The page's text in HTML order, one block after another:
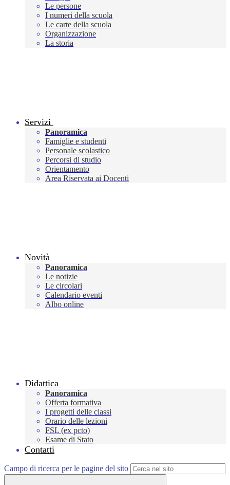
Le persone
I numeri della scuola
Le carte della scuola
Organizzazione
La storia
Servizi
Panoramica
Famiglie e studenti
Personale scolastico
Percorsi di studio
Orientamento
Area Riservata ai Docenti
Novità
Panoramica
Le notizie
Le circolari
Calendario eventi
Albo online
Didattica
Panoramica
Offerta formativa
I progetti delle classi
Orario delle lezioni
FSL (ex pcto)
Esame di Stato
Contatti
Campo di ricerca per le pagine del sito